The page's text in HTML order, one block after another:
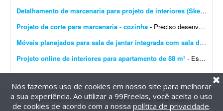
Detalhamento de marcenaria para projeto de interiores (SketchUp)
Projeto de corte para marcenaria - cozinha - Preciso desenvolver o projeto de móveis da minha casa. Espero que o profissional proponha soluções baseadas nas medidas do ambiente e gere um projeto de corte compatível...
Móveis planejados para sala de jantar integrada com sala de TV
Projeto online de interiores para apartamento de 88 m² - Estou em busca de um(a) designer de interiores ou arquiteto(a) para me auxiliar em um projeto online de atualização do meu apartamento. O imóvel tem 88 m² e já est...
@2014-2026 99Freelas. Todos os direitos reservados.
Termos de uso| Política de privacidade
Nós fazemos uso de cookies em nosso site para melhorar
a sua experiência. Ao utilizar a 99Freelas, você aceita o uso
de cookies de acordo com a nossa política de privacidade.